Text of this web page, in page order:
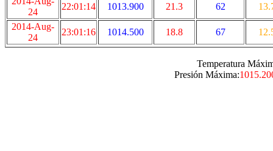
24
22:01:14 1013.900 21.3 62
2014-Aug-
24
23:01:16 1014.500 18.8 67
Temperatura
Presión Máxima: